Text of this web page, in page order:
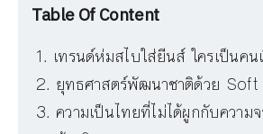
Table Of Content
เทรนด์ห่มสไบใส่ยีนส์ ใครเป็นคน
ยุทธศาสตร์พัฒนาชาติด้วย
ความเป็นไทยที่ไม่ได้ผูกกับความจ